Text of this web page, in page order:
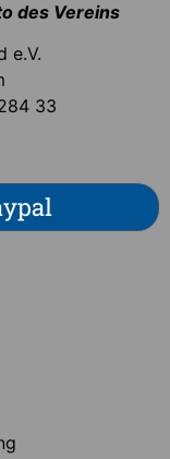
des Vereins
e.V.
33